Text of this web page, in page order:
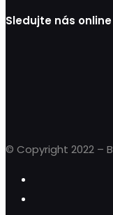
Sledujte nás online
© Copyright 2022 –